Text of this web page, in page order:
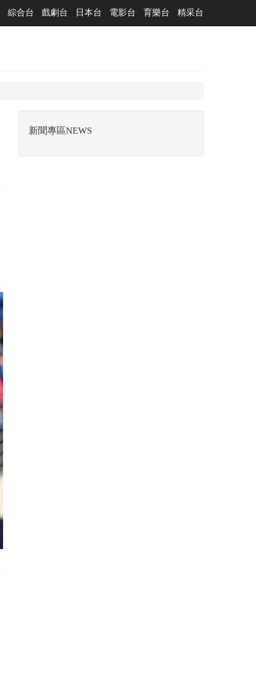
綜合台 戲劇台 日本台 電影台 育樂台 精采台
新聞專區NEWS